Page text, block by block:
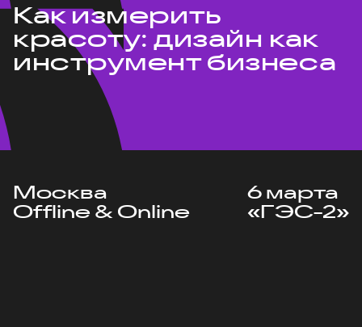
Как измерить
красоту: дизайн как
инструмент бизнеса
Москва
Offline & Online
6 марта
«ГЭС-2»